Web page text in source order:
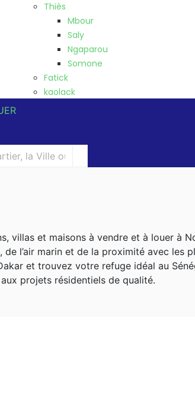
Thiès
Mbour
Saly
Ngaparou
Somone
Fatick
kaolack
villas et maisons à vendre et à louer à
de l’air marin et de la proximité avec
et trouvez votre refuge idéal au
projets résidentiels de qualité.